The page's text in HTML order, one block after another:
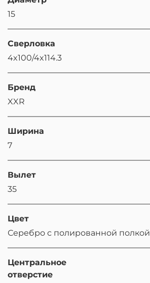
15
Сверловка
4x100/4x114.3
Бренд
XXR
Ширина
7
Вылет
35
Цвет
Серебро с полированной полкой
Центральное
отверстие